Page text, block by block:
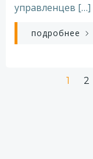
управленцев […]
подробнее
1 2